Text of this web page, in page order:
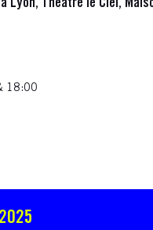
à Lyon, Théâtre le Ciel,
18:00
fenêtre